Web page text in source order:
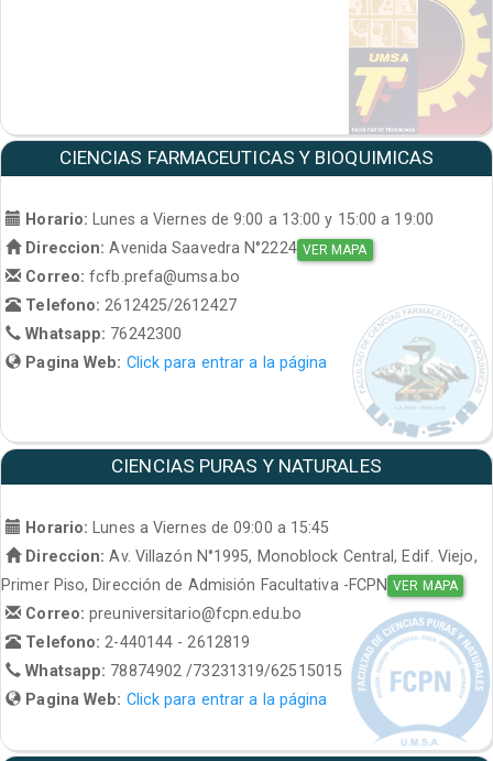
CIENCIAS FARMACEUTICAS Y BIOQUIMICAS
Horario: Lunes a Viernes de 9:00 a 13:00 y 15:00 a 19:00
Direccion: Avenida Saavedra N°2224 VER MAPA
Correo:fcfb.prefa@umsa.bo
Telefono:2612425/2612427
Whatsapp: 76242300
Pagina Web: Click para entrar a la página
CIENCIAS PURAS Y NATURALES
Horario:
Lunes a Viernes de 09:00 a 15:45
Direccion: Av. Villazón N°1995, Monoblock Central, Edif. Viejo,
Primer Piso, Dirección de Admisión Facultativa -FCPN VER MAPA
Correo:preuniversitario@fcpn.edu.bo
Telefono: 2-440144 - 2612819
Whatsapp: 78874902 /73231319/62515015
Pagina Web: Click para entrar a la página